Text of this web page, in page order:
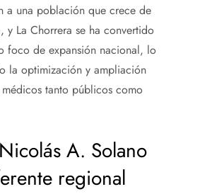
a una población que crece de
y La Chorrera se ha convertido
foco de expansión nacional, lo
la optimización y ampliación
tanto públicos como
A. Solano
regional